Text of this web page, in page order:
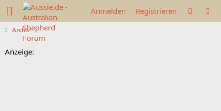
Anmelden Registrieren
Archiv
Anzeige: